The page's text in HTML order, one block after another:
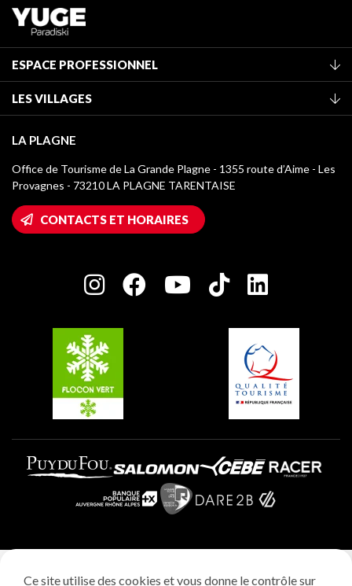
ESPACE PROFESSIONNEL
Classement des meublés
Taxe de séjour
Médiathèque
Logos La Plagne
Accès Wifi
Maison des Propriétaires
Charte des Acteurs Engagés
LES VILLAGES
Montchavin - Les Coches
Champagny-en-Vanoise
Plagne 1800
Plagne Villages
Plagne Aime 2000
LA PLAGNE
Office de Tourisme de La Grande Plagne - 1355 route d’Aime - Les
Provagnes - 73210 LA PLAGNE TARENTAISE
CONTACTS ET HORAIRES
Ce site utilise des cookies et vous donne le contrôle sur